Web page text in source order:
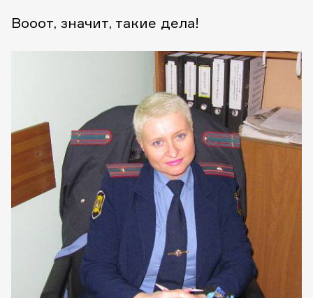
Вооот, значит, такие дела!